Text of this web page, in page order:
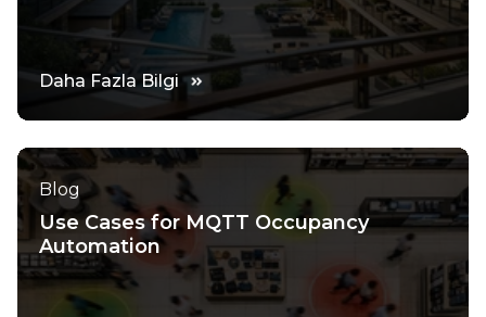
Daha Fazla Bilgi
Blog
Use Cases for MQTT Occupancy
Automation